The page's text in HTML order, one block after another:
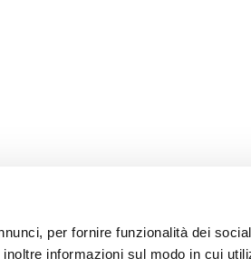
per fornire funzionalità dei social
informazioni sul modo in cui